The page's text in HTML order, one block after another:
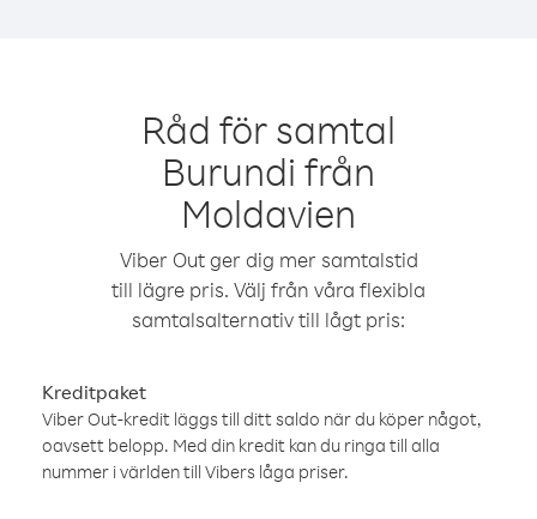
Råd för samtal
Burundi från
Moldavien
Viber Out ger dig mer samtalstid
till lägre pris. Välj från våra flexibla
samtalsalternativ till lågt pris:
Kreditpaket
Viber Out-kredit läggs till ditt saldo när du köper något,
oavsett belopp. Med din kredit kan du ringa till alla
nummer i världen till Vibers låga priser.